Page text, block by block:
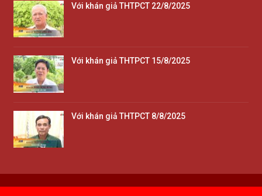
Với khán giả THTPCT 22/8/2025
Với khán giả THTPCT 15/8/2025
Với khán giả THTPCT 8/8/2025